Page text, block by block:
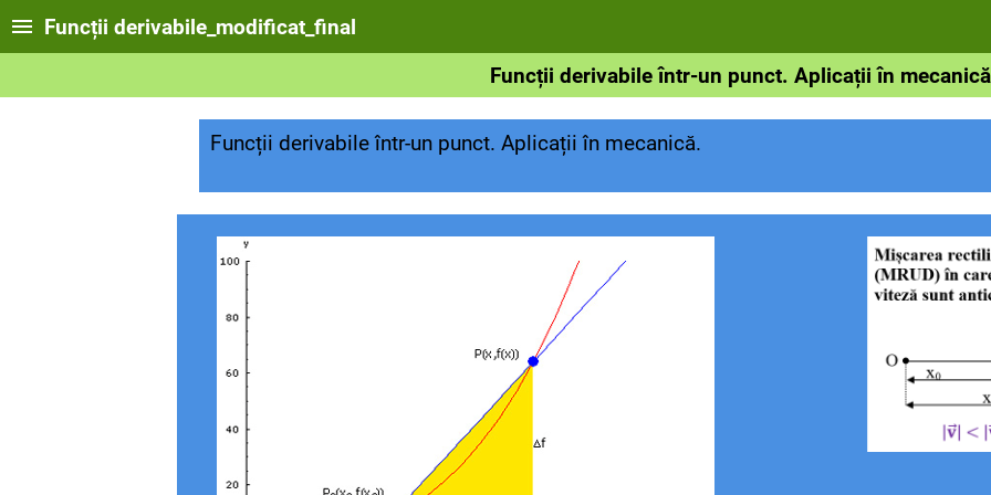
Funcții derivabile_modificat_final
Funcții derivabile într-un punct. Aplicații în
Funcții derivabile într-un punct. Aplicații în mecanică.